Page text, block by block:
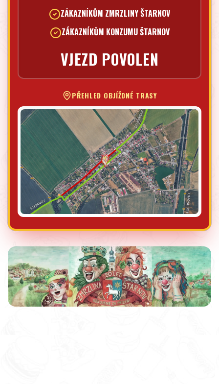
ZÁKAZNÍKŮM ZMRZLINY ŠTARNOV
ZÁKAZNÍKŮM KONZUMU ŠTARNOV
VJEZD POVOLEN
PŘEHLED OBJÍŽDNÉ TRASY